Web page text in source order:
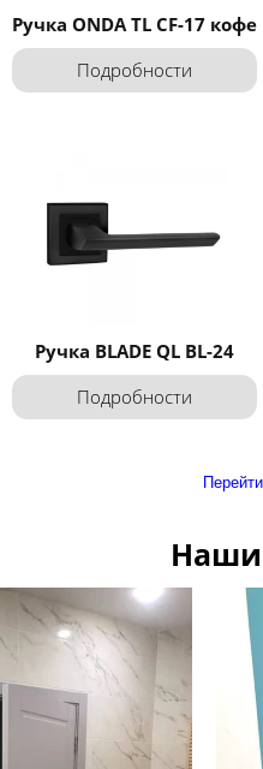
Ручка ONDA TL CF-17 кофе
Подробности
Ручка BLADE QL BL-24
Подробности